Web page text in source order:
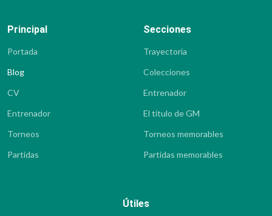
Principal
Portada
Blog
CV
Entrenador
Torneos
Partidas
Secciones
Trayectoria
Colecciones
Entrenador
El título de GM
Torneos memorables
Partidas memorables
Útiles